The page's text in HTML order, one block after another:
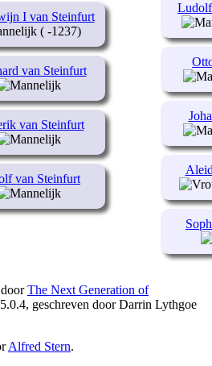
I van Steinfurt
( -1237)
van Steinfurt
van Steinfurt
van Steinfurt
The Next Generation of
geschreven door Darrin Lythgoe
Alfred Stern.